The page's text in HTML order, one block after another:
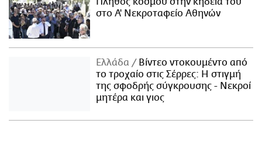
στο Α' Νεκροταφείο Αθηνών
Ελλάδα
Βίντεο ντοκουμέντο από
το τροχαίο στις Σέρρες: Η στιγμή
της σφοδρής σύγκρουσης - Νεκροί
μητέρα και γιος